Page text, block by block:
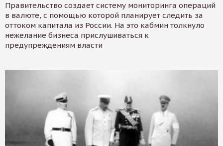
Правительство создает систему мониторинга операций
в валюте, с помощью которой планирует следить за
оттоком капитала из России. На это кабмин толкнуло
нежелание бизнеса прислушиваться к
предупреждениям власти